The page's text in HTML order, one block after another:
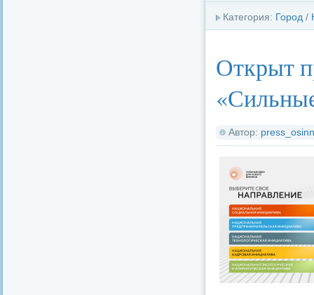
Категория: Город /
Открыт
Автор: